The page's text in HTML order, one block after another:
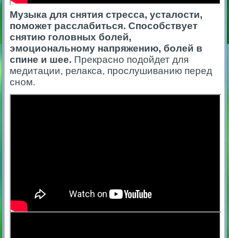
Музыка для снятия стресса, усталости,
поможет расслабиться. Способствует
снятию головных болей,
эмоциональному напряжению, болей в
спине и шее. Прекрасно подойдет для
медитации, релакса, прослушиванию перед
сном.